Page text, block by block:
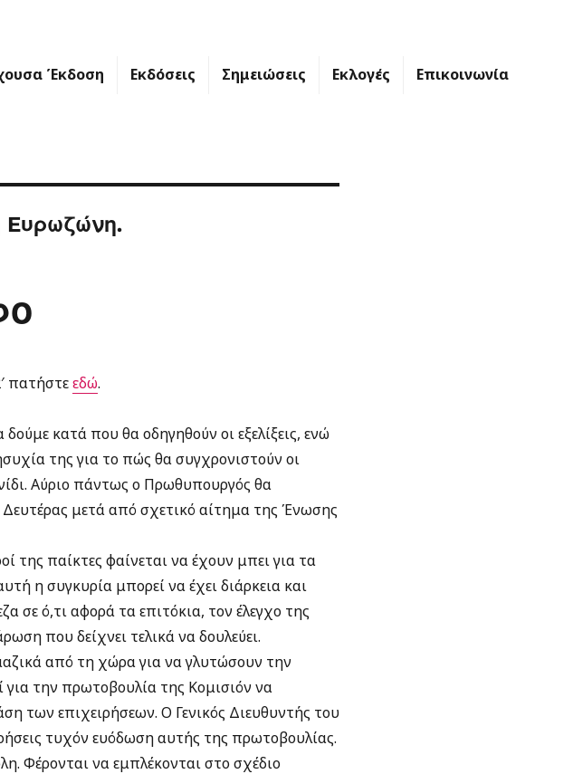
Έκδοση Εκδόσεις Σημειώσεις Εκλογές Επικοινωνία
Eυρωζώνη.
πατήστεεδώ.
κατά που θα οδηγηθούν οι εξελίξεις, ενώ
της για το πώς θα συγχρονιστούν οι
Αύριο πάντως ο Πρωθυπουργός θα
μετά από σχετικό αίτημα της Ένωσης
της παίκτες φαίνεται να έχουν μπει για τα
η συγκυρία μπορεί να έχει διάρκεια και
σε ό,τι αφορά τα επιτόκια, τον έλεγχο της
που δείχνει τελικά να δουλεύει.
από τη χώρα για να γλυτώσουν την
την πρωτοβουλία της Κομισιόν να
των επιχειρήσεων. Ο Γενικός Διευθυντής του
τυχόν ευόδωση αυτής της πρωτοβουλίας.
Φέρονται να εμπλέκονται στο σχέδιο